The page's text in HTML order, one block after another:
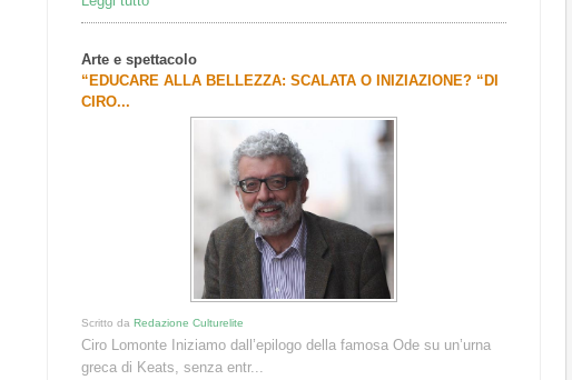
Arte e spettacolo
“EDUCARE ALLA BELLEZZA: SCALATA O INIZIAZIONE? “DI
CIRO...
Scritto daRedazione Culturelite
Ciro Lomonte Iniziamo dall’epilogo della famosa Ode su un’urna
greca di Keats, senza entr...